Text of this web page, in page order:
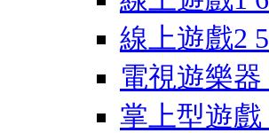
線上遊戲2 5
電視遊樂器
掌上型遊戲